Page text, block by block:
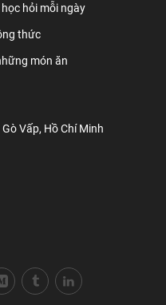
hỏi mỗi ngày
thức
món ăn
Vấp, Hồ Chí Minh